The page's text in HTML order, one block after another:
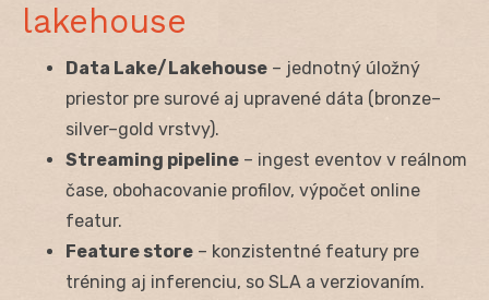
lakehouse
Data Lake/Lakehouse – jednotný úložný
priestor pre surové aj upravené dáta (bronze–
silver–gold vrstvy).
Streaming pipeline – ingest eventov v reálnom
čase, obohacovanie profilov, výpočet online
featur.
Feature store – konzistentné featury pre
tréning aj inferenciu, so SLA a verziovaním.